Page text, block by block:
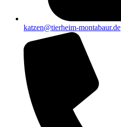
katzen@tierheim-montabaur.de